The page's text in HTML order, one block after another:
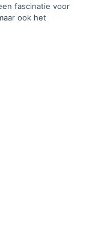
fascinatie voor
ook het